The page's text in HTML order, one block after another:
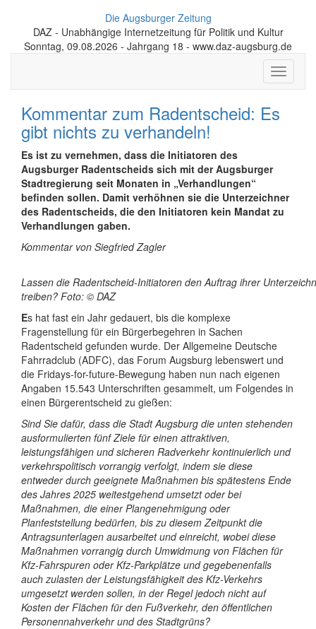
Die Augsburger Zeitung
DAZ - Unabhängige Internetzeitung für Politik und Kultur
Sonntag, 09.08.2026 - Jahrgang 18 - www.daz-augsburg.de
Toggle
Kommentar zum Radentscheid: Es
gibt nichts zu verhandeln!
Es ist zu vernehmen, dass die Initiatoren des
Augsburger Radentscheids sich mit der Augsburger
Stadtregierung seit Monaten in „Verhandlungen“
befinden sollen. Damit verhöhnen sie die Unterzeichner
des Radentscheids, die den Initiatoren kein Mandat zu
Verhandlungen gaben.
Kommentar von Siegfried Zagler
Lassen die Radentscheid-Initiatoren den Auftrag ihrer
treiben? Foto: © DAZ
Es hat fast ein Jahr gedauert, bis die komplexe
Fragenstellung für ein Bürgerbegehren in Sachen
Radentscheid gefunden wurde. Der Allgemeine Deutsche
Fahrradclub (ADFC), das Forum Augsburg lebenswert und
die Fridays-for-future-Bewegung haben nun nach eigenen
Angaben 15.543 Unterschriften gesammelt, um Folgendes in
einen Bürgerentscheid zu gießen:
Sind Sie dafür, dass die Stadt Augsburg die unten stehenden
ausformulierten fünf Ziele für einen attraktiven,
leistungsfähigen und sicheren Radverkehr kontinuierlich und
verkehrspolitisch vorrangig verfolgt, indem sie diese
entweder durch geeignete Maßnahmen bis spätestens Ende
des Jahres 2025 weitestgehend umsetzt oder bei
Maßnahmen, die einer Plangenehmigung oder
Planfeststellung bedürfen, bis zu diesem Zeitpunkt die
Antragsunterlagen ausarbeitet und einreicht, wobei diese
Maßnahmen vorrangig durch Umwidmung von Flächen für
Kfz-Fahrspuren oder Kfz-Parkplätze und gegebenenfalls
auch zulasten der Leistungsfähigkeit des Kfz-Verkehrs
umgesetzt werden sollen, in der Regel jedoch nicht auf
Kosten der Flächen für den Fußverkehr, den öffentlichen
Personennahverkehr und des Stadtgrüns?